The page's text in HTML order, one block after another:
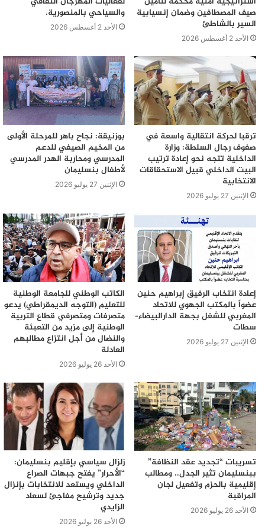
صيف المصطافين وضمان إنسيابية
السير بالشاطئ
الأحد 2 أغسطس 2026
والسياحي بالمنصورية.
الأحد 2 أغسطس 2026
ترقبا لحركة انتقالية واسعة في
صفوف رجال السلطة: وزارة
الداخلية تتجه نحو إعادة ترتيب
البيت الداخلي قبيل الاستحقاقات
الانتخابية
الإثنين 27 يوليو 2026
بوزنيقة: نجاح باهر للمرحلة الأولى
من المخيم الصيفي للدعم
المدرسي ومحاربة الهدر المدرسي
لأطفال بنسليمان
الإثنين 27 يوليو 2026
إعادة انتخاب الرفيق إبراهيم حنين
عضواً بالمكتب الجهوي للاتحاد
المغربي للشغل بجهة الدارالبيضاء–
سطات
الإثنين 27 يوليو 2026
الكاتب الوطني للجامعة الوطنية
للتعليم (التوجه الديمقراطي) يدعو
متصرفات ومتصرفي قطاع التربية
الوطنية إلى مزيد من التعبئة
والنضال من أجل انتزاع مطالبهم
العادلة
الأحد 26 يوليو 2026
تسريبات “تجديد عقد النظافة”
ببنسليمان تثير الجدل.. ومطالب
إقليمية بالحزم وتفعيل لجان
المراقبة
الأحد 26 يوليو 2026
زلزال سياسي بإقليم بنسليمان:
“الأحرار” يفتح جبهات الصراع
الداخلي ويستعد للانتخابات بإنزال
جديد وترشيح مفاجئ لسعاد
الزايدي
الأحد 26 يوليو 2026